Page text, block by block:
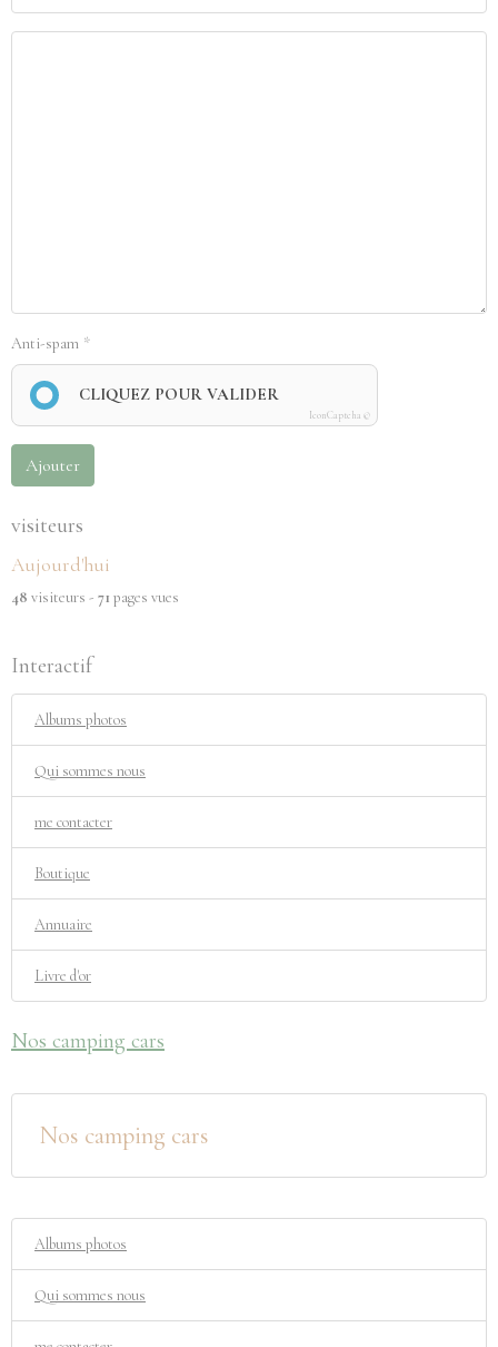
Anti-spam
CLIQUEZ POUR VALIDER
IconCaptcha ©
Ajouter
visiteurs
Aujourd'hui
48 visiteurs - 71 pages vues
Interactif
Albums photos
Qui sommes nous
me contacter
Boutique
Annuaire
Livre d'or
Nos camping cars
Nos camping cars
Albums photos
Qui sommes nous